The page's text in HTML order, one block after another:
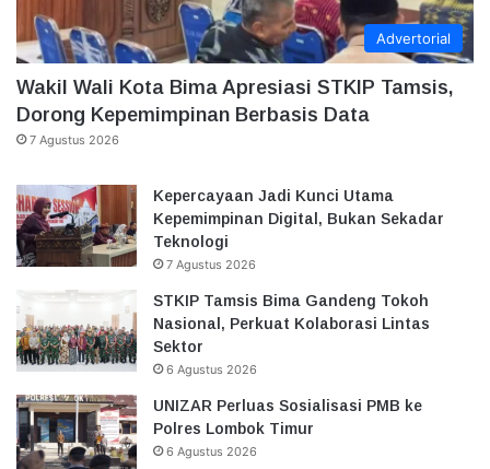
Advertorial
Wakil Wali Kota Bima Apresiasi STKIP Tamsis,
Dorong Kepemimpinan Berbasis Data
7 Agustus 2026
Kepercayaan Jadi Kunci Utama
Kepemimpinan Digital, Bukan Sekadar
Teknologi
7 Agustus 2026
STKIP Tamsis Bima Gandeng Tokoh
Nasional, Perkuat Kolaborasi Lintas
Sektor
6 Agustus 2026
UNIZAR Perluas Sosialisasi PMB ke
Polres Lombok Timur
6 Agustus 2026